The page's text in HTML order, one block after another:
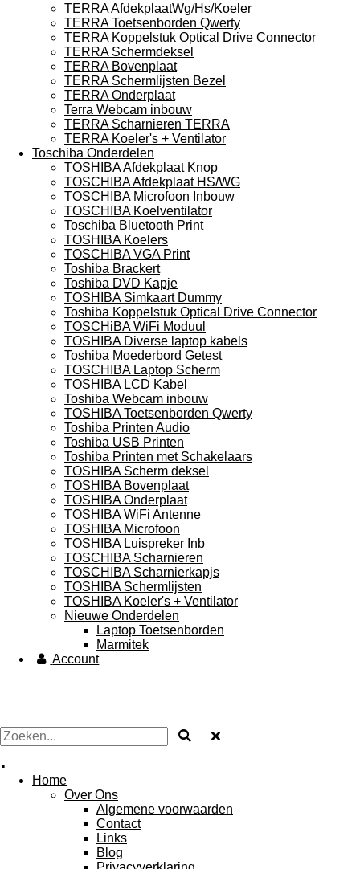
TERRA AfdekplaatWg/Hs/Koeler
TERRA Toetsenborden Qwerty
TERRA Koppelstuk Optical Drive Connector
TERRA Schermdeksel
TERRA Bovenplaat
TERRA Schermlijsten Bezel
TERRA Onderplaat
Terra Webcam inbouw
TERRA Scharnieren TERRA
TERRA Koeler's + Ventilator
Toschiba Onderdelen
TOSHIBA Afdekplaat Knop
TOSCHIBA Afdekplaat HS/WG
TOSCHIBA Microfoon Inbouw
TOSCHIBA Koelventilator
Toschiba Bluetooth Print
TOSHIBA Koelers
TOSCHIBA VGA Print
Toshiba Brackert
Toshiba DVD Kapje
TOSHIBA Simkaart Dummy
Toshiba Koppelstuk Optical Drive Connector
TOSCHiBA WiFi Moduul
TOSHIBA Diverse laptop kabels
Toshiba Moederbord Getest
TOSCHIBA Laptop Scherm
TOSHIBA LCD Kabel
Toshiba Webcam inbouw
TOSHIBA Toetsenborden Qwerty
Toshiba Printen Audio
Toshiba USB Printen
Toshiba Printen met Schakelaars
TOSHIBA Scherm deksel
TOSHIBA Bovenplaat
TOSHIBA Onderplaat
TOSHIBA WiFi Antenne
TOSHIBA Microfoon
TOSHIBA Luispreker Inb
TOSCHIBA Scharnieren
TOSCHIBA Scharnierkapjs
TOSHIBA Schermlijsten
TOSHIBA Koeler's + Ventilator
Nieuwe Onderdelen
Laptop Toetsenborden
Marmitek
Account
.
Home
Over Ons
Algemene voorwaarden
Contact
Links
Blog